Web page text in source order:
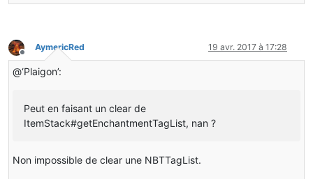
Hors-ligne
AymericRed 19 avr. 2017 à 17:28
@‘Plaigon’:
Peut en faisant un clear de
ItemStack#getEnchantmentTagList, nan ?
Non impossible de clear une NBTTagList.